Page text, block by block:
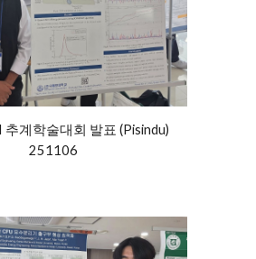
추계학술대회 발표 (Pisindu)
251106